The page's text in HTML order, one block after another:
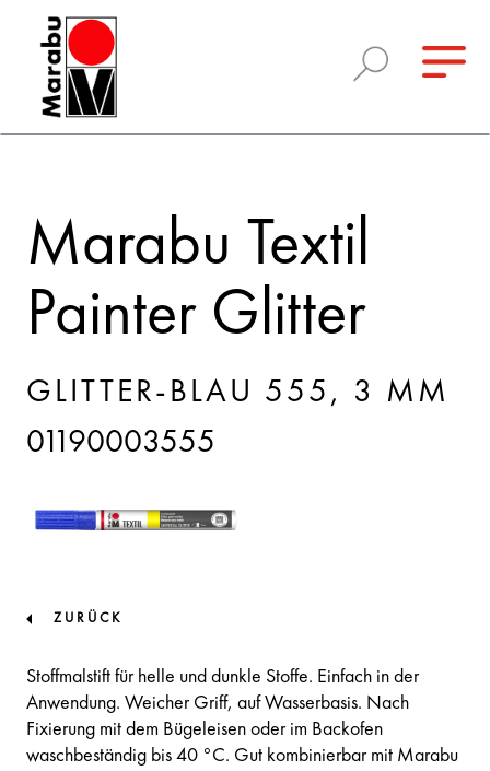
Marabu Textil
Painter Glitter
GLITTER-BLAU 555, 3 MM
01190003555
ZURÜCK
Stoffmalstift für helle und dunkle Stoffe. Einfach in der
Anwendung. Weicher Griff, auf Wasserbasis. Nach
Fixierung mit dem Bügeleisen oder im Backofen
waschbeständig bis 40 °C. Gut kombinierbar mit Marabu